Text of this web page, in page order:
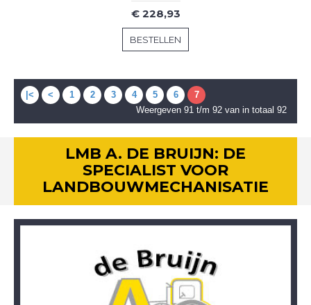
€ 228,93
BESTELLEN
|< < 1 2 3 4 5 6
7
Weergeven 91 t/m 92 van in totaal 92
LMB A. DE BRUIJN: DE
SPECIALIST VOOR
LANDBOUWMECHANISATIE